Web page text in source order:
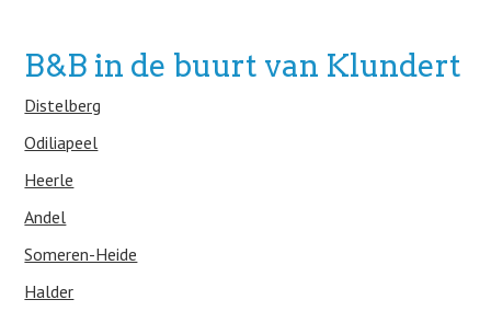
B&B in de buurt van Klundert
Distelberg
Odiliapeel
Heerle
Andel
Someren-Heide
Halder